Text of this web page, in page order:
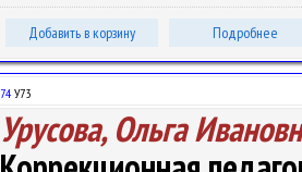
Добавить в корзину Подробнее
74 У73
Урусова, Ольга